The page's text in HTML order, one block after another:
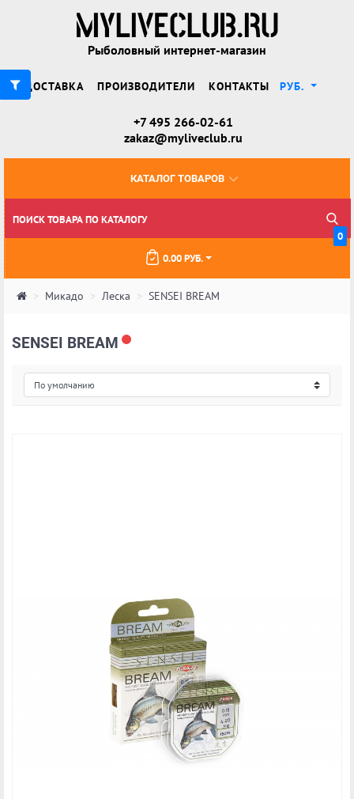
Рыболовный интернет-магазин
ДОСТАВКА ПРОИЗВОДИТЕЛИ КОНТАКТЫ РУБ.
+7 495 266-02-61
zakaz@myliveclub.ru
КАТАЛОГ ТОВАРОВ
0
0.00 РУБ.
Микадо Леска SENSEI BREAM
SENSEI BREAM